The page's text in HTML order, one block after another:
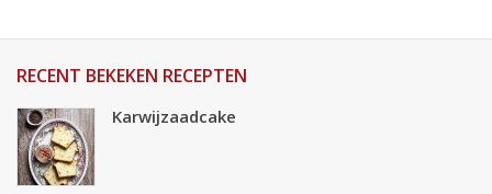
RECENT BEKEKEN RECEPTEN
Karwijzaadcake